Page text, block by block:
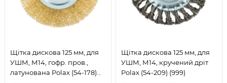
Щітка дискова 125 мм, для
УШМ, М14, гофр. пров.,
латунована Polax (54-178)
Щітка дискова 125 мм, для
УШМ, М14, кручений дріт
Polax (54-209) (999)